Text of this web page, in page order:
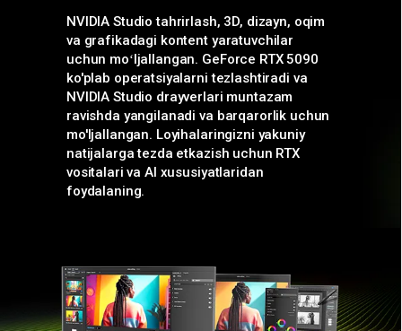
NVIDIA Studio tahrirlash, 3D, dizayn, oqim
va grafikadagi kontent yaratuvchilar
uchun moʻljallangan. GeForce RTX 5090
ko'plab operatsiyalarni tezlashtiradi va
NVIDIA Studio drayverlari muntazam
ravishda yangilanadi va barqarorlik uchun
mo'ljallangan. Loyihalaringizni yakuniy
natijalarga tezda etkazish uchun RTX
vositalari va AI xususiyatlaridan
foydalaning.